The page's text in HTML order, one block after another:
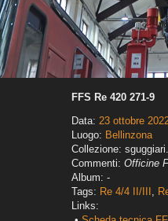
FFS Re 420 271-9
Data: 23 ottobre
Luogo: Bellinzona
Collezione:
Commenti: Officine
Album: -
Tags: Re 4/4 II/III ,
Links: